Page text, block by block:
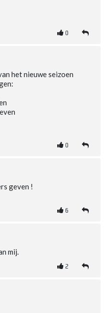
0
het nieuwe seizoen
0
geven !
6
mij.
2